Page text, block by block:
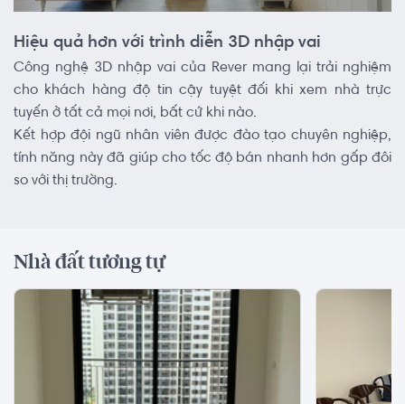
Hiệu quả hơn với trình diễn 3D nhập vai
Công nghệ 3D nhập vai của Rever mang lại trải nghiệm
cho khách hàng độ tin cậy tuyệt đối khi xem nhà trực
tuyến ở tất cả mọi nơi, bất cứ khi nào.
Kết hợp đội ngũ nhân viên được đào tạo chuyên nghiệp,
tính năng này đã giúp cho tốc độ bán nhanh hơn gấp đôi
so với thị trường.
Nhà đất tương tự